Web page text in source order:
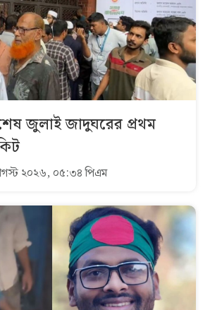
জুলাই জাদুঘরের প্রথম
২০২৬, ০৫:৩৪ পিএম